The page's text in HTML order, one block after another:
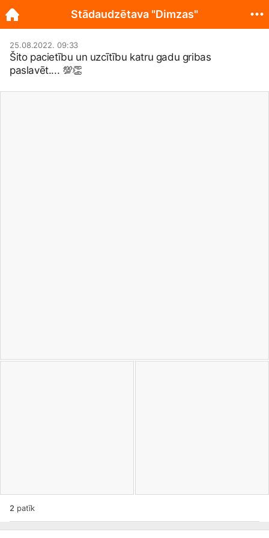
25.08.2022. 09:33
Šito pacietību un uzcītību katru gadu gribas
paslavēt.... 💯👏
2 patīk
Stādaudzētava "Dimzas"